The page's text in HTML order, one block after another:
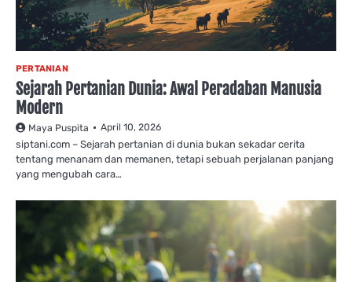
PERTANIAN
Sejarah Pertanian Dunia: Awal Peradaban Manusia
Modern
Maya Puspita April 10, 2026
siptani.com – Sejarah pertanian di dunia bukan sekadar cerita
tentang menanam dan memanen, tetapi sebuah perjalanan panjang
yang mengubah cara…